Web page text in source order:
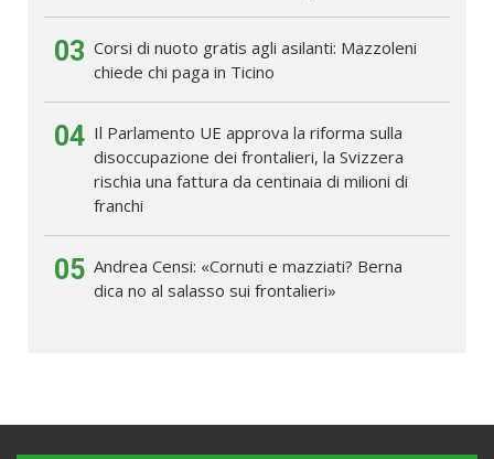
03 Corsi di nuoto gratis agli asilanti: Mazzoleni
chiede chi paga in Ticino
04 Il Parlamento UE approva la riforma sulla
disoccupazione dei frontalieri, la Svizzera
rischia una fattura da centinaia di milioni di
franchi
05 Andrea Censi: «Cornuti e mazziati? Berna
dica no al salasso sui frontalieri»